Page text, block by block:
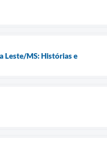
Leste/MS: Histórias e